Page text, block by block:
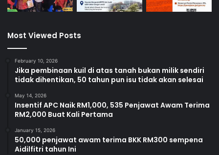
Most Viewed Posts
February 10, 2026
Jika pembinaan kuil di atas tanah bukan milik sendiri
tidak dihentikan, 50 tahun pun isu tidak akan selesai
May 14, 2026
Insentif APC Naik RM1,000, 535 Penjawat Awam Terima
RM2,000 Buat Kali Pertama
January 15, 2026
50,000 penjawat awam terima BKK RM300 sempena
Aidilfitri tahun Ini